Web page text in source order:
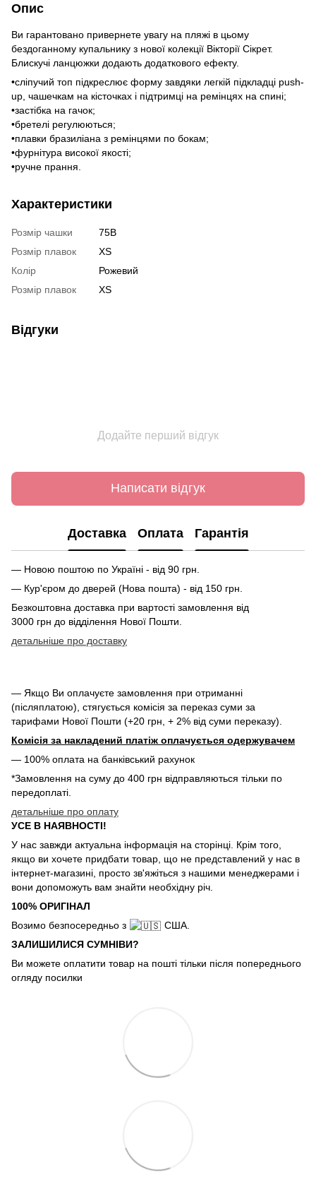
Опис
Ви гарантовано привернете увагу на пляжі в цьому
бездоганному купальнику з нової колекції Вікторії Сікрет.
Блискучі ланцюжки додають додаткового ефекту.
•сліпучий топ підкреслює форму завдяки легкій підкладці push-
up, чашечкам на кісточках і підтримці на ремінцях на спині;
•застібка на гачок;
•бретелі регулюються;
•плавки бразиліана з ремінцями по бокам;
•фурнітура високої якості;
•ручне прання.
Характеристики
Розмір чашки
75B
Розмір плавок
XS
Колір
Рожевий
Розмір плавок
XS
Відгуки
Додайте перший відгук
Написати відгук
Доставка Оплата Гарантія
— Новою поштою по Україні - від 90 грн.
— Кур'єром до дверей (Нова пошта) - від 150 грн.
Безкоштовна доставка при вартості замовлення від
3000 грн до відділення Нової Пошти.
детальніше про доставку
— Якщо Ви оплачуєте замовлення при отриманні
(післяплатою), стягується комісія за переказ суми за
тарифами Нової Пошти (+20 грн, + 2% від суми переказу).
Комісія за накладений платіж оплачується одержувачем
— 100% оплата на банківський рахунок
*Замовлення на суму до 400 грн відправляються тільки по
передоплаті.
детальніше про оплату
УСЕ В НАЯВНОСТІ!
У нас завжди актуальна інформація на сторінці. Крім того,
якщо ви хочете придбати товар, що не представлений у нас в
інтернет-магазині, просто зв'яжіться з нашими менеджерами і
вони допоможуть вам знайти необхідну річ.
100% ОРИГІНАЛ
Возимо безпосередньо з
США.
ЗАЛИШИЛИСЯ СУМНІВИ?
Ви можете оплатити товар на пошті тільки після попереднього
огляду посилки